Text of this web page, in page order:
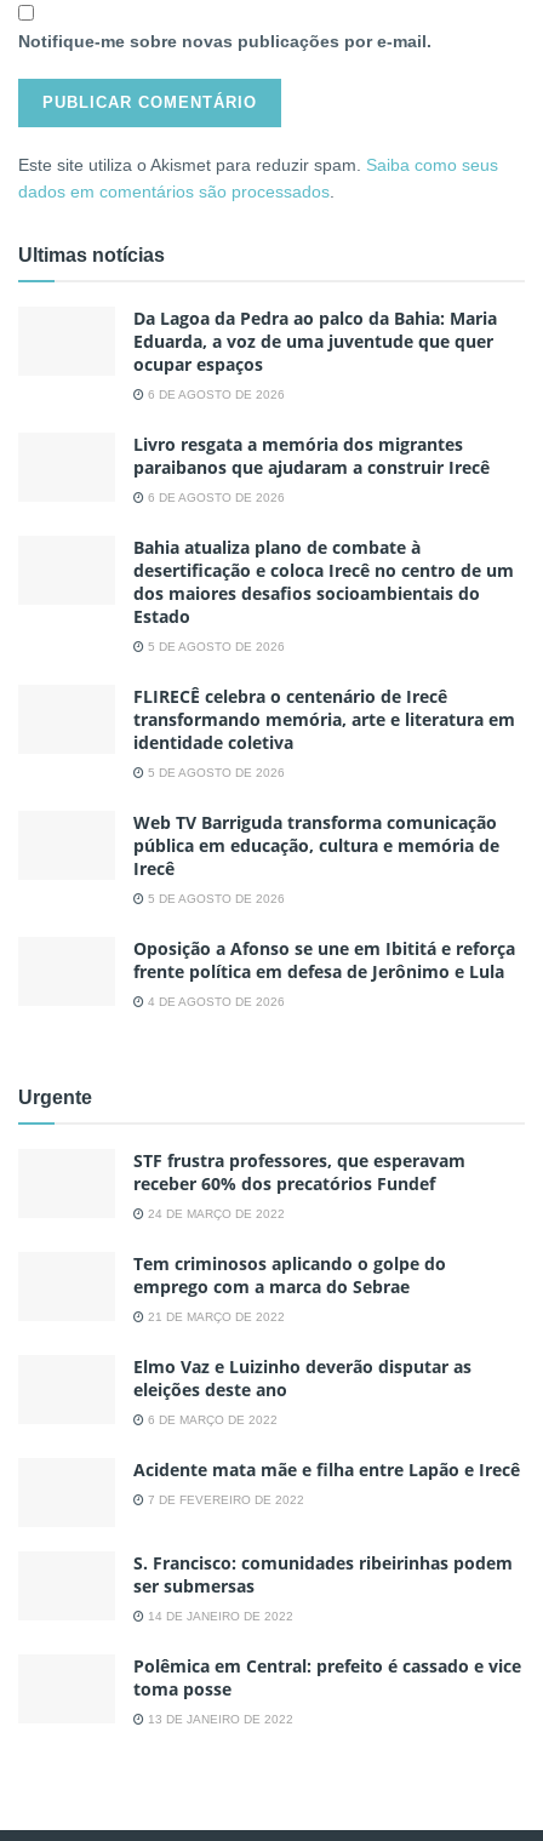
Notifique-me sobre novas publicações por e-mail.
Este site utiliza o Akismet para reduzir spam. Saiba como seus
dados em comentários são processados
Ultimas notícias
Da Lagoa da Pedra ao palco da Bahia: Maria
Eduarda, a voz de uma juventude que quer
ocupar espaços
6 DE AGOSTO DE 2026
Livro resgata a memória dos migrantes
paraibanos que ajudaram a construir Irecê
6 DE AGOSTO DE 2026
Bahia atualiza plano de combate à
desertificação e coloca Irecê no centro de um
dos maiores desafios socioambientais do
Estado
5 DE AGOSTO DE 2026
FLIRECÊ celebra o centenário de Irecê
transformando memória, arte e literatura em
identidade coletiva
5 DE AGOSTO DE 2026
Web TV Barriguda transforma comunicação
pública em educação, cultura e memória de
Irecê
5 DE AGOSTO DE 2026
Oposição a Afonso se une em Ibititá e reforça
frente política em defesa de Jerônimo e Lula
4 DE AGOSTO DE 2026
Urgente
STF frustra professores, que esperavam
receber 60% dos precatórios Fundef
24 DE MARÇO DE 2022
Tem criminosos aplicando o golpe do
emprego com a marca do Sebrae
21 DE MARÇO DE 2022
Elmo Vaz e Luizinho deverão disputar as
eleições deste ano
6 DE MARÇO DE 2022
Acidente mata mãe e filha entre Lapão e Irecê
7 DE FEVEREIRO DE 2022
S. Francisco: comunidades ribeirinhas podem
ser submersas
14 DE JANEIRO DE 2022
Polêmica em Central: prefeito é cassado e vice
toma posse
13 DE JANEIRO DE 2022